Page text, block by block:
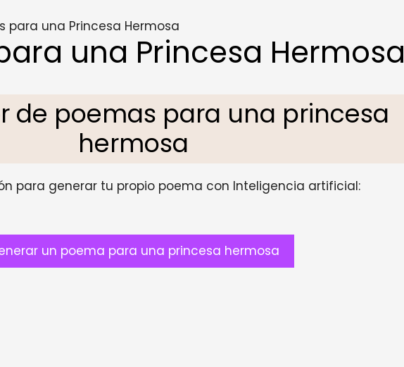
para una Princesa Hermosa
una Princesa Hermosa
de poemas para una princesa
hermosa
para generar tu propio poema con Inteligencia artificial:
un poema para una princesa hermosa